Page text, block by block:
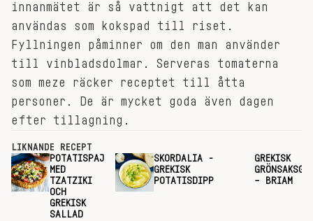
innanmätet är så vattnigt att det kan
användas som kokspad till riset.
Fyllningen påminner om den man använder
till vinbladsdolmar. Serveras tomaterna
som meze räcker receptet till åtta
personer. De är mycket goda även dagen
efter tillagning.
LIKNANDE RECEPT
POTATISPAJ
MED
TZATZIKI
OCH
GREKISK
SALLAD
SKORDALIA -
GREKISK
POTATISDIPP
GREKISK
– BRIAM